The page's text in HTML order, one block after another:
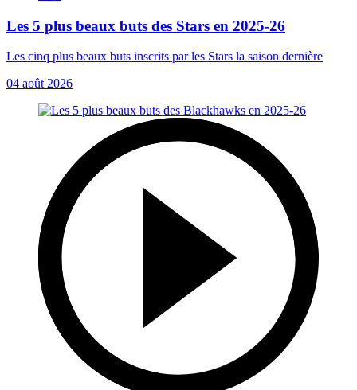
Les 5 plus beaux buts des Stars en 2025-26
Les cinq plus beaux buts inscrits par les Stars la saison dernière
04 août 2026